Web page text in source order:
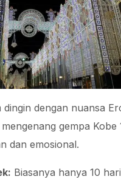
dingin dengan nuansa
gempa Kobe
dan emosional.
Biasanya hanya 10